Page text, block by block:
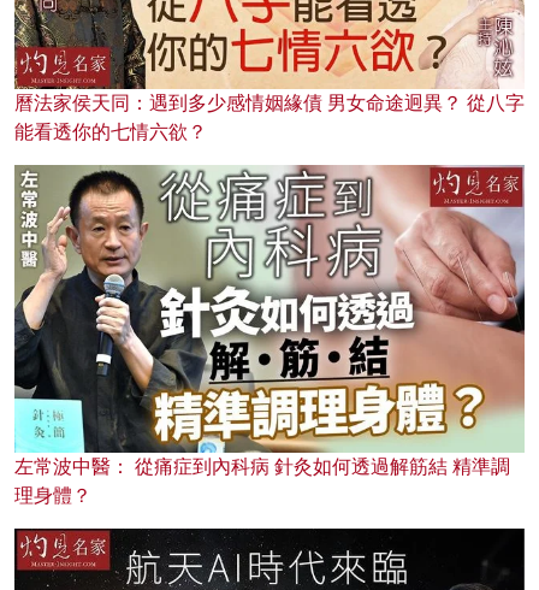
曆法家侯天同：遇到多少感情姻緣債 男女命途迥異？ 從八字
能看透你的七情六欲？
左常波中醫： 從痛症到內科病 針灸如何透過解筋結 精準調
理身體？